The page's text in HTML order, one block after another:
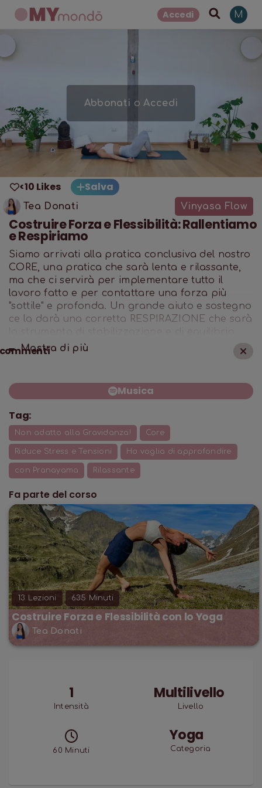
Accedi M
Abbonati oAccedi
<10 Likes Salva
Tea Donati Vinyasa Flow
Costruire Forza e Flessibilità: Rallentiamo
e Respiriamo
Siamo arrivati alla pratica conclusiva del nostro
CORE, una pratica che sarà lenta e rilassante,
ma che ci servirà per implementare tutto il
lavoro fatto e per contattare una forza più
"sottile" e profonda. Un grande aiuto e sostegno
ce la darà una corretta RESPIRAZIONE che sarà
psicofisico. Alla fine ci sentiremo aperti, forti e
Flessibilità
Mostra di più
Musica
Tag:
Non adatto alla Gravidanza! Core
Riduce Stress e Tensioni Ho voglia di approfondire
con Pranayama Rilassante
Fa parte del corso
13 Lezioni 635 Minuti
Costruire Forza e Flessibilità con lo Yoga
Tea Donati
1
Intensità
Multilivello
Livello
60 Minuti
Yoga
Categoria